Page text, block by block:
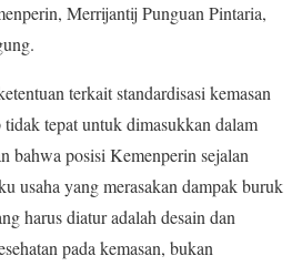
Merrijantij Punguan Pintaria,
terkait standardisasi kemasan
tepat untuk dimasukkan dalam
bahwa posisi Kemenperin sejalan
usaha yang merasakan dampak buruk
harus diatur adalah desain dan
pada kemasan, bukan